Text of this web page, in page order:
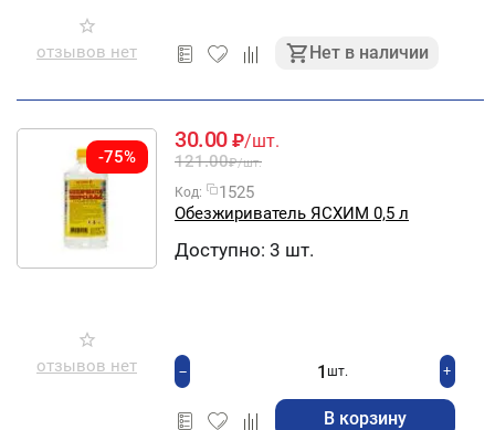
отзывов нет Нет в наличии
-75%
отзывов нет
30.00 ₽/шт.
121.00₽/шт.
Код:
1525
Обезжириватель ЯСХИМ 0,5 л
Доступно: 3 шт.
+
шт.
−
В корзину